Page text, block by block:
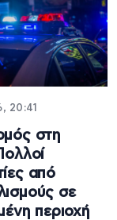
20:41
στη
από
σε
περιοχή